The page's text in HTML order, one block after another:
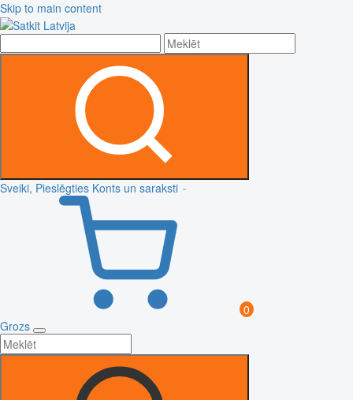
Skip to main content
Sveiki, Pieslēgties Konts un saraksti
0
Grozs